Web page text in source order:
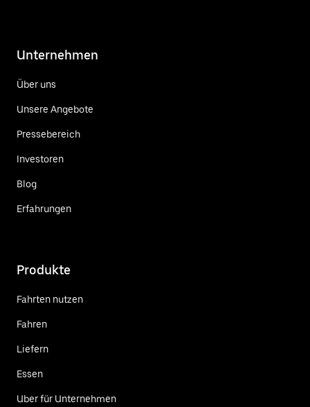
Unternehmen
Über uns
Unsere Angebote
Pressebereich
Investoren
Blog
Erfahrungen
Produkte
Fahrten nutzen
Fahren
Liefern
Essen
Uber für Unternehmen